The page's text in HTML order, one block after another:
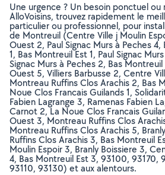
Une urgence ? Un besoin ponctuel ou
AlloVoisins, trouvez rapidement le
particulier ou professionnel, pour
de Montreuil (Centre Ville j Moulin
Ouest 2, Paul Signac Murs à Peches
1, Bas Montreuil Est 1, Paul Signac
Signac Murs à Peches 2, Bas
Ouest 5, Villiers Barbusse 2, Centre
Montreau Ruffins Clos Arachis 2, Bas
Noue Clos Francais Guilands 1,
Fabien Lagrange 3, Ramenas Fabien
Carnot 2, La Noue Clos Francais
Ouest 3, Montreau Ruffins Clos
Montreau Ruffins Clos Arachis 5,
Ruffins Clos Arachis 3, Bas Montreuil
Moulin Espoir 3, Branly Boissiere 3,
4, Bas Montreuil Est 3, 93100,
93110, 93130) et aux alentours.